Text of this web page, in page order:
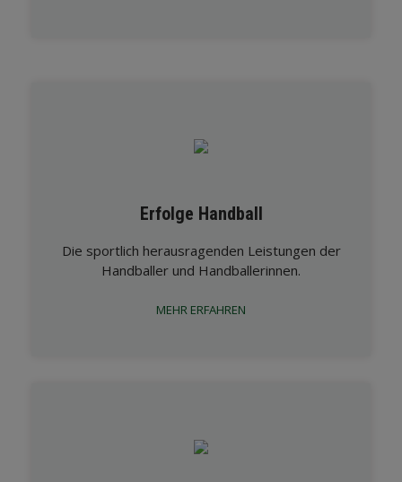
Erfolge Handball
Die sportlich herausragenden Leistungen der
Handballer und Handballerinnen.
MEHR ERFAHREN